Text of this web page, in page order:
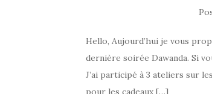
Hello, Aujourd’hui je vous
dernière soirée Dawanda. Si
J’ai participé à 3 ateliers sur
pour les cadeaux […]